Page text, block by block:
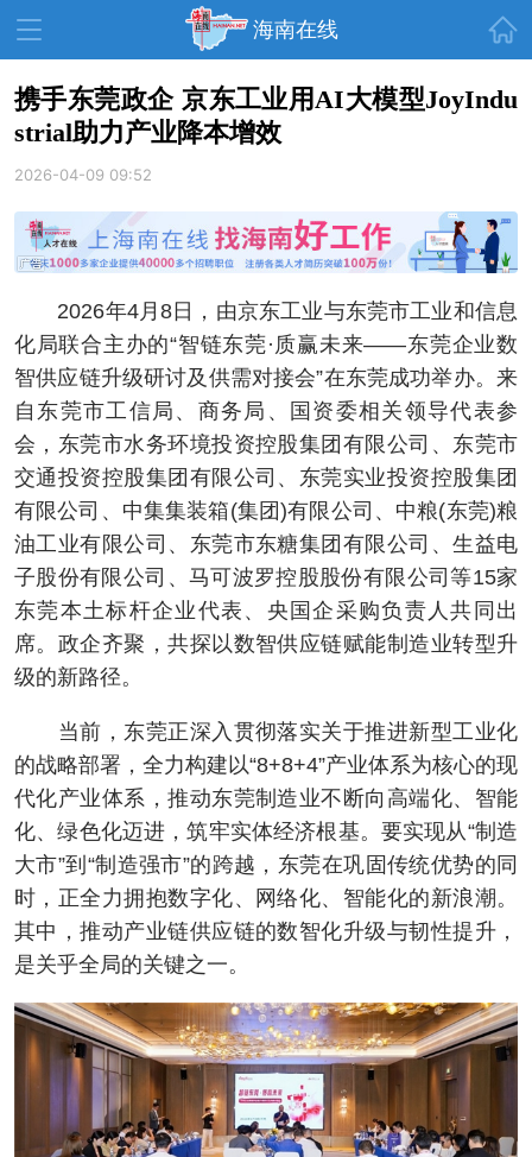
海南在线
资讯中心 热点 旅游
教育 健康 房产
生活 演出 活动
展会 走读海南 周末去哪儿
人才在线 天涯企服
携手东莞政企 京东工业用AI大模型JoyIndu
strial助力产业降本增效
2026-04-09 09:52
2026年4月8日，由京东工业与东莞市工业和信息
化局联合主办的“智链东莞·质赢未来——东莞企业数
智供应链升级研讨及供需对接会”在东莞成功举办。来
自东莞市工信局、商务局、国资委相关领导代表参
会，东莞市水务环境投资控股集团有限公司、东莞市
交通投资控股集团有限公司、东莞实业投资控股集团
有限公司、中集集装箱(集团)有限公司、中粮(东莞)粮
油工业有限公司、东莞市东糖集团有限公司、生益电
子股份有限公司、马可波罗控股股份有限公司等15家
东莞本土标杆企业代表、央国企采购负责人共同出
席。政企齐聚，共探以数智供应链赋能制造业转型升
级的新路径。
当前，东莞正深入贯彻落实关于推进新型工业化
的战略部署，全力构建以“8+8+4”产业体系为核心的现
代化产业体系，推动东莞制造业不断向高端化、智能
化、绿色化迈进，筑牢实体经济根基。要实现从“制造
大市”到“制造强市”的跨越，东莞在巩固传统优势的同
时，正全力拥抱数字化、网络化、智能化的新浪潮。
其中，推动产业链供应链的数智化升级与韧性提升，
是关乎全局的关键之一。